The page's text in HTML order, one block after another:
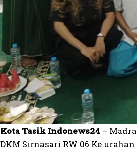
Kota Tasik Indonews24 –
DKM Sirnasari RW 06